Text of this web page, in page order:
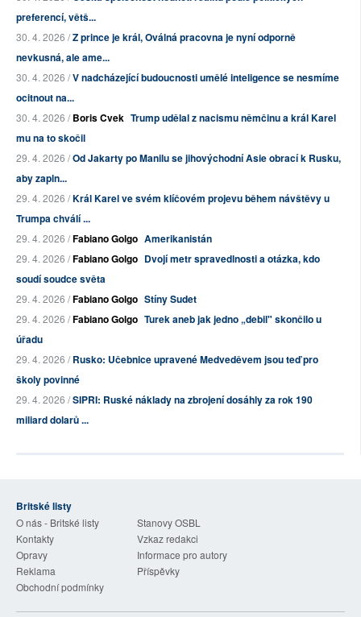
preferencí, větš...
30. 4. 2026 /Z prince je král, Oválná pracovna je nyní odporně
nevkusná, ale ame...
30. 4. 2026 /V nadcházející budoucnosti umělé inteligence se nesmíme
ocitnout na...
30. 4. 2026 /Boris Cvek Trump udělal z nacismu němčinu a král Karel
mu na to skočil
29. 4. 2026 /Od Jakarty po Manilu se jihovýchodní Asie obrací k Rusku,
aby zapln...
29. 4. 2026 /Král Karel ve svém klíčovém projevu během návštěvy u
Trumpa chválí ...
29. 4. 2026 /Fabiano Golgo Amerikanistán
29. 4. 2026 /Fabiano Golgo Dvojí metr spravedlnosti a otázka, kdo
soudí soudce světa
29. 4. 2026 /Fabiano Golgo Stíny Sudet
29. 4. 2026 /Fabiano Golgo Turek aneb jak jedno „debil" skončilo u
úřadu
29. 4. 2026 /Rusko: Učebnice upravené Medveděvem jsou teď pro
školy povinné
29. 4. 2026 /SIPRI: Ruské náklady na zbrojení dosáhly za rok 190
miliard dolarů ...
Britské listy
O nás - Britské listy
Stanovy OSBL
Kontakty
Vzkaz redakci
Opravy
Informace pro autory
Reklama
Příspěvky
Obchodní podmínky